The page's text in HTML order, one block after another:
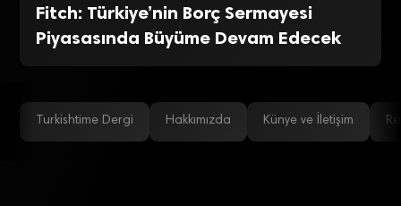
Fitch: Türkiye’nin Borç Sermayesi
Piyasasında Büyüme Devam Edecek
Turkishtime Dergi Hakkımızda Künye ve İletişim